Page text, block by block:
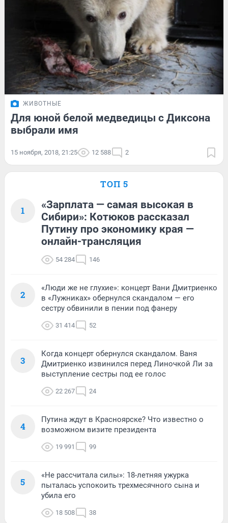
ЖИВОТНЫЕ
Для юной белой медведицы с Диксона
выбрали имя
15 ноября, 2018, 21:25 12 588 2
ТОП 5
1
«Зарплата — самая высокая в
Сибири»: Котюков рассказал
Путину про экономику края —
онлайн-трансляция
54 284 146
2
«Люди же не глухие»: концерт Вани Дмитриенко
в «Лужниках» обернулся скандалом — его
сестру обвинили в пении под фанеру
31 414 52
3
Когда концерт обернулся скандалом. Ваня
Дмитриенко извинился перед Линочкой Ли за
выступление сестры под ее голос
22 267 24
4
Путина ждут в Красноярске? Что известно о
возможном визите президента
19 991 99
5
«Не рассчитала силы»: 18-летняя ужурка
пыталась успокоить трехмесячного сына и
убила его
18 508 38